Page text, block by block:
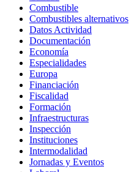
Combustible
Combustibles alternativos
Datos Actividad
Documentación
Economía
Especialidades
Europa
Financiación
Fiscalidad
Formación
Infraestructuras
Inspección
Instituciones
Intermodalidad
Jornadas y Eventos